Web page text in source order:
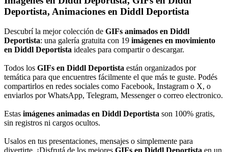
Deportista, Animaciones en Diddl Deportista
Descubrí la mejor colección de GIFs animados en Diddl
Deportista: una galería gratuita con 19 imágenes en movimiento
en Diddl Deportista ideales para compartir o descargar.
Todos los GIFs en Diddl Deportista están organizados por
temática para que encuentres fácilmente el que más te guste. Podés
compartirlos en redes sociales como Facebook, Instagram o X, o
enviarlos por WhatsApp, Telegram, Messenger o correo electronico.
Estas imágenes animadas en Diddl Deportista son 100% gratis,
sin registros ni cargos ocultos.
Usalos en tus presentaciones, mensajes o simplemente para
divertirte. ¡Disfrutá de los mejores GIFs en Diddl Deportista en un